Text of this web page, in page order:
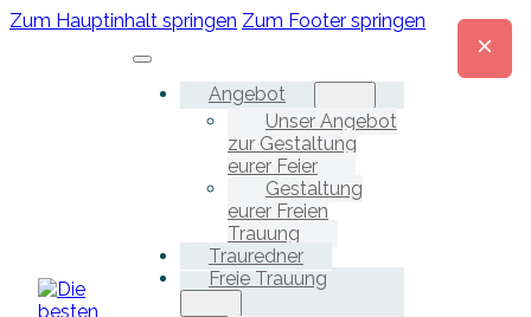
Zum Hauptinhalt springen Zum Footer springen
Angebot
Unser Angebot
zur Gestaltung
eurer Feier
Gestaltung
eurer Freien
Trauung
Trauredner
Freie Trauung